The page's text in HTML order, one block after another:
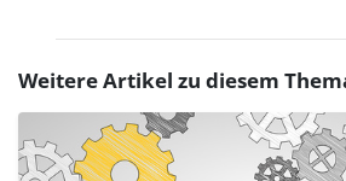
Weitere Artikel zu diesem